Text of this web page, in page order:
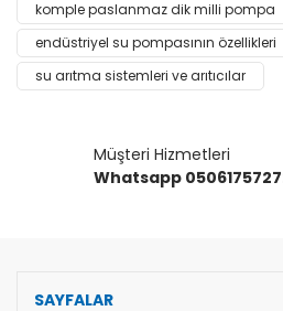
komple paslanmaz dik milli pompa
endüstriyel su pompasının özellikleri
su arıtma sistemleri ve arıtıcılar
Müşteri Hizmetleri
Whatsapp
SAYFALAR